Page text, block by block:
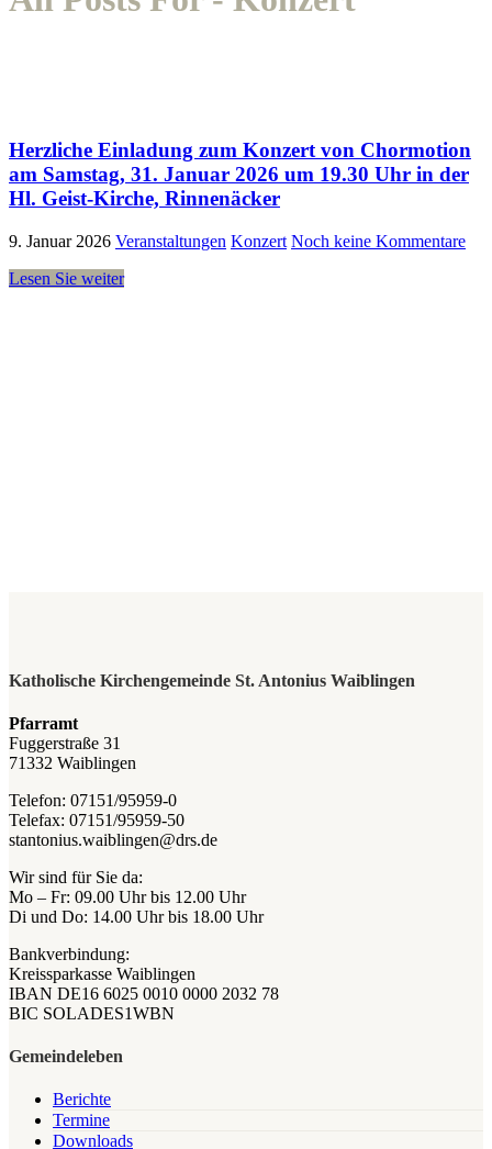
Herzliche Einladung zum Konzert von Chormotion
am Samstag, 31. Januar 2026 um 19.30 Uhr in der
Hl. Geist-Kirche, Rinnenäcker
9. Januar 2026 Veranstaltungen Konzert Noch keine Kommentare
Lesen Sie weiter
Katholische Kirchengemeinde St. Antonius Waiblingen
Pfarramt
Fuggerstraße 31
71332 Waiblingen
Telefon: 07151/95959-0
Telefax: 07151/95959-50
stantonius.waiblingen@drs.de
Wir sind für Sie da:
Mo – Fr: 09.00 Uhr bis 12.00 Uhr
Di und Do: 14.00 Uhr bis 18.00 Uhr
Bankverbindung:
Kreissparkasse Waiblingen
IBAN DE16 6025 0010 0000 2032 78
BIC SOLADES1WBN
Gemeindeleben
Berichte
Termine
Downloads